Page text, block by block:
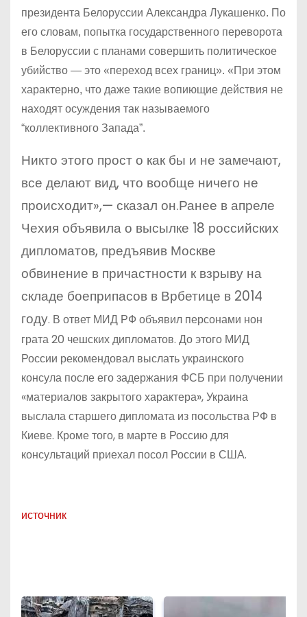
президента Белоруссии Александра Лукашенко. По
его словам, попытка государственного переворота
в Белоруссии с планами совершить политическое
убийство — это «переход всех границ». «При этом
характерно, что даже такие вопиющие действия не
находят осуждения так называемого
“коллективного Запада”.
Никто этого прост о как бы и не замечают,
все делают вид, что вообще ничего не
происходит»,— сказал он.Ранее в апреле
Чехия объявила о высылке 18 российских
дипломатов, предъявив Москве
обвинение в причастности к взрыву на
складе боеприпасов в Врбетице в 2014
году. В ответ МИД РФ объявил персонами нон
грата 20 чешских дипломатов. До этого МИД
России рекомендовал выслать украинского
консула после его задержания ФСБ при получении
«материалов закрытого характера», Украина
выслала старшего дипломата из посольства РФ в
Киеве. Кроме того, в марте в Россию для
консультаций приехал посол России в США.
источник